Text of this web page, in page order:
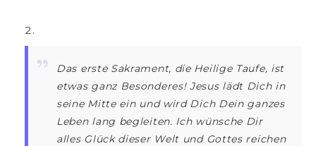
Das erste Sakrament, die Heilige Taufe, ist
etwas ganz Besonderes! Jesus lädt Dich in
seine Mitte ein und wird Dich Dein ganzes
Leben lang begleiten. Ich wünsche Dir
alles Glück dieser Welt und Gottes reichen